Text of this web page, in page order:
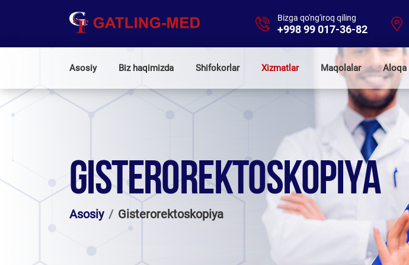
Bizga qo'ng'iroq qiling
+998 99 017-36-82
Asosiy Biz haqimizda Shifokorlar Xizmatlar Maqolalar Aloqa
GISTEROREKTOSKOPIYA
Asosiy Gisterorektoskopiya